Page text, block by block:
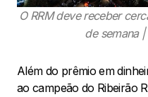
O RRM deve receber
de semana
Além do prêmio em
ao campeão do Ribeirão